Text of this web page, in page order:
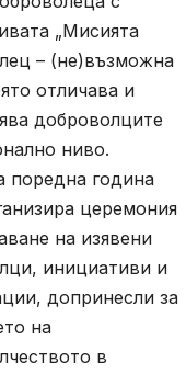
„Мисията
– (не)възможна
отличава и
доброволците
ниво.
поредна година
церемония
на изявени
инициативи и
допринесли за
на
в